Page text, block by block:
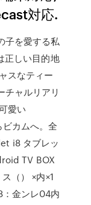
対応.
子を愛する私
正しい目的地
スなティー
チャルリアリ
愛い
カムへ。全
i8 タブレッ
TV BOX
（） ×内×1
金ンレ04内